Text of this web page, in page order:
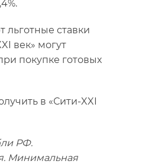
льготные ставки
век» могут
покупке готовых
в «Сити-XXI
РФ.
Минимальная